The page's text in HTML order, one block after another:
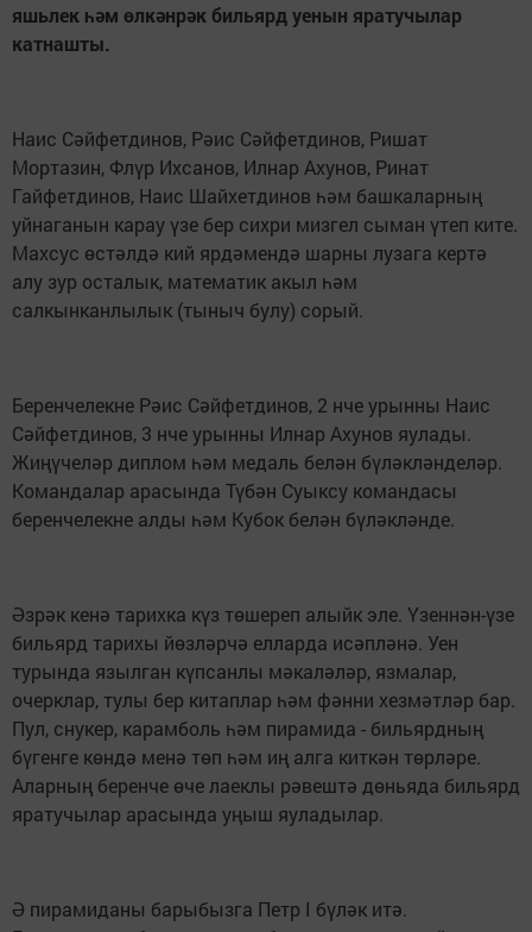
яшьлек һәм өлкәнрәк бильярд уенын яратучылар
катнашты.
Наис Сәйфетдинов, Рәис Сәйфетдинов, Ришат
Мортазин, Флүр Ихсанов, Илнар Ахунов, Ринат
Гайфетдинов, Наис Шайхетдинов һәм башкаларның
уйнаганын карау үзе бер сихри мизгел сыман үтеп ките.
Махсус өстәлдә кий ярдәмендә шарны лузага кертә
алу зур осталык, математик акыл һәм
салкынканлылык (тыныч булу) сорый.
Беренчелекне Рәис Сәйфетдинов, 2 нче урынны Наис
Сәйфетдинов, 3 нче урынны Илнар Ахунов яулады.
Жиңүчеләр диплом һәм медаль белән бүләкләнделәр.
Командалар арасында Түбән Суыксу командасы
беренчелекне алды һәм Кубок белән бүләкләнде.
Әзрәк кенә тарихка күз төшереп алыйк эле. Үзеннән-үзе
бильярд тарихы йөзләрчә елларда исәпләнә. Уен
турында язылган күпсанлы мәкаләләр, язмалар,
очерклар, тулы бер китаплар һәм фәнни хезмәтләр бар.
Пул, снукер, карамболь һәм пирамида - бильярдның
бүгенге көндә менә төп һәм иң алга киткән төрләре.
Аларның беренче өче лаеклы рәвештә дөньяда бильярд
яратучылар арасында уңыш яуладылар.
Ә пирамиданы барыбызга Петр I бүләк итә.